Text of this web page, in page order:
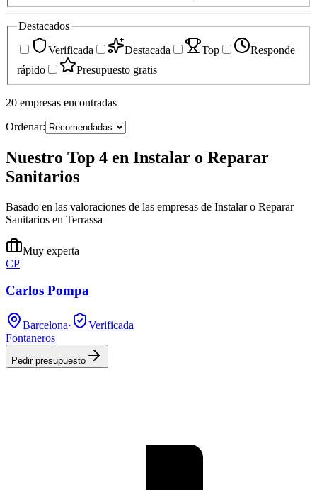
Destacados
Verificada
Destacada Top
Responde
rápido
Presupuesto gratis
20 empresas encontradas
Ordenar:
Nuestro Top 4 en Instalar o Reparar
Sanitarios
Basado en las valoraciones de las empresas de Instalar o Reparar
Sanitarios en Terrassa
Muy experta
CP
Carlos Pompa
Barcelona·
Verificada
Fontaneros
Pedir presupuesto